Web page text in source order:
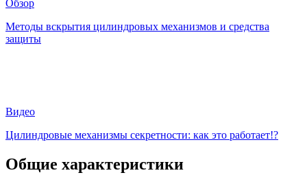
Обзор
Методы вскрытия цилиндровых механизмов и средства
защиты
Видео
Цилиндровые механизмы секретности: как это работает!?
Общие характеристики